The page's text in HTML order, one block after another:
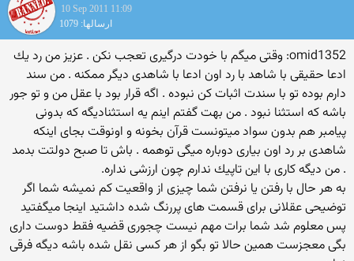
10 Sep 2011 11:09
ارسالها: 1079
omid1352: وقتی میگم با خودت درگیری تعجب نكن . عزیز من رد یك
ادعا حقیقی با شاهد با رد اون ادعا با شاهدی دیگر ممكنه . من سند
دارم بوده تو با سندت اثبات كن نبوده . اگه قرار بود با عقل من و تو جور
باشه كه استثنا نبود . من بهت گفتم اینم یه استثنادیگه كه بدونی
پیامبر هم بدون سواد میتونست قرآن بخونه و اونوقت بجای اینكه
شاهدی بر رد اون بیاری دوباره میگی توهمه . باش تا صبح دولتت بدمد
. من دیگه كاری با این تاپیك ندارم چون ارزشی نداره.
به هر حال با رفتن یا نرفتن شما چیزی از واقعیت کم نمیشه شما اگر
توضیحی عقلانی برای قسمت های پررنگ شده داشتید اینجا میگفتید
پس معلوم شد شما برات مهم نیست چجوری قضیه فقط دوست داری
بگی معجزست همین حالا تو بگو از هر کسی نقل شده باشه دیگه فرقی